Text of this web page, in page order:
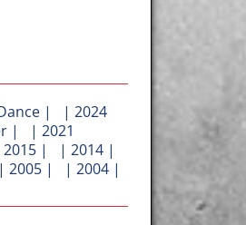
| | 2024
| | 2021
2015 | | 2014 |
2005 | | 2004 |